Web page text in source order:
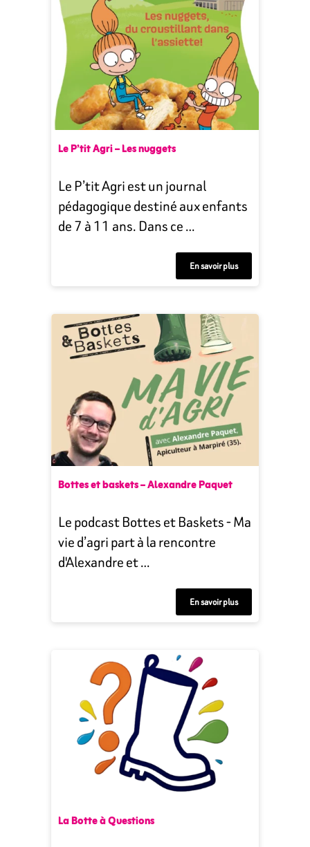
Le P’tit Agri – Les nuggets
Le P’tit Agri est un journal
pédagogique destiné aux enfants
de 7 à 11 ans. Dans ce …
En savoir plus
Bottes et baskets – Alexandre Paquet
Le podcast Bottes et Baskets - Ma
vie d’agri part à la rencontre
d'Alexandre et …
En savoir plus
La Botte à Questions